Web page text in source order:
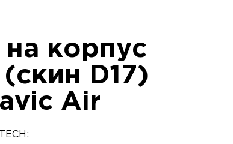
на корпус
(скин D17)
Air